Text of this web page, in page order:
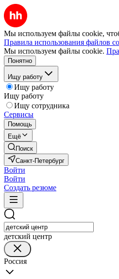
Мы используем файлы cookie,
Правила использования файлов
Мы используем файлы cookie.
Понятно
Ищу работу
Ищу работу
Ищу работу
Ищу сотрудника
Сервисы
Помощь
Ещё
Поиск
Санкт-Петербург
Войти
Войти
Создать резюме
детский центр
Россия